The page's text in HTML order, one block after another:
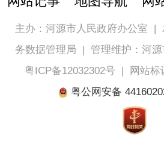
主办：河源市人民政府办公室 |
务数据管理局 | 管理维护：河
粤ICP备12032302号|
网站标
粤公网安备